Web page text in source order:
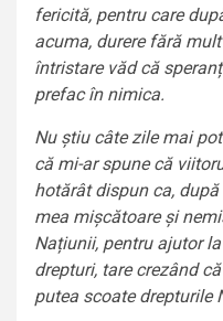
fericită, pentru care
acuma, durere fără
întristare văd că
prefac în nimica.
Nu știu câte zile mai
că mi-ar spune că
hotărât dispun ca,
mea mișcătoare și
Națiunii, pentru ajutor
drepturi, tare crezând
putea scoate drepturile